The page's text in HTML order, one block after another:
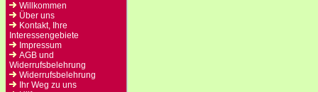
Willkommen
Über uns
Kontakt, Ihre
Interessengebiete
Impressum
AGB und
Widerrufsbelehrung
Widerrufsbelehrung
Ihr Weg zu uns